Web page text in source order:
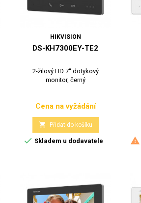
HIKVISION
DS-KH7300EY-TE2
2-žilový HD 7“ dotykový
monitor, černý
Cena
Cena na vyžádání
 Přidat do košíku
 Skladem u dodavatele 